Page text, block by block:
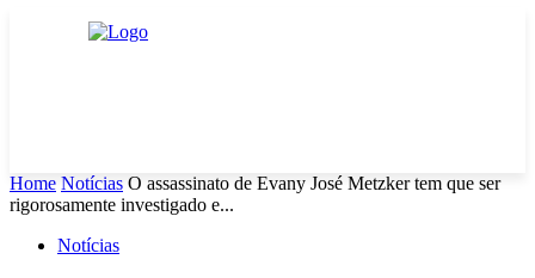
Home Notícias O assassinato de Evany José Metzker tem que ser
rigorosamente investigado e...
Notícias